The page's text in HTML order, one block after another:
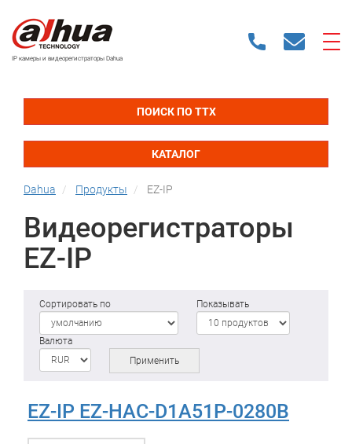
IP камеры и видеорегистраторы Dahua
ПОИСК ПО ТТХ
КАТАЛОГ
Dahua Продукты EZ-IP
Bидеорегистраторы
EZ-IP
Сортировать по Показывать
Валюта
Применить
EZ-IP EZ-HAC-D1A51P-0280B